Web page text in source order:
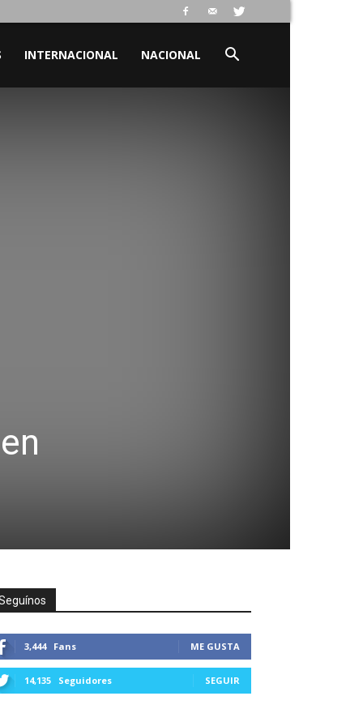
INTERNACIONAL NACIONAL
3,444 Fans ME GUSTA
14,135 Seguidores SEGUIR